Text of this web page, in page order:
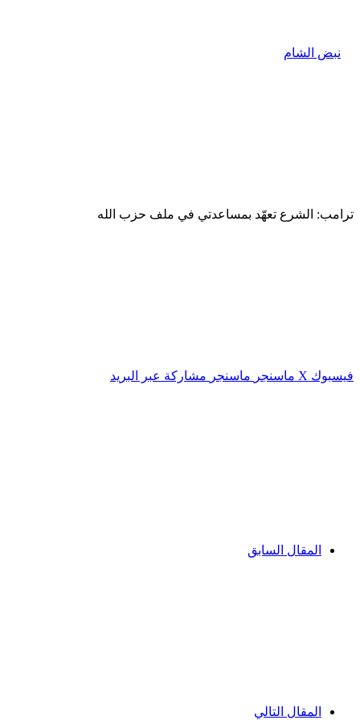
ترامب: الشرع تعهّد بمساعدتي في ملف حزب الله
فيسبوك ‫X ماسنجر ماسنجر مشاركة عبر البريد
المقال السابق
المقال التالي